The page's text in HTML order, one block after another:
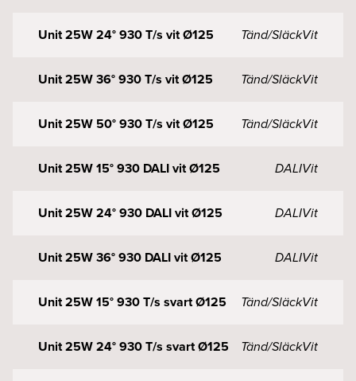
Unit 25W 24° 930 T/s vit Ø125 Tänd/SläckVit
Unit 25W 36° 930 T/s vit Ø125 Tänd/SläckVit
Unit 25W 50° 930 T/s vit Ø125 Tänd/SläckVit
Unit 25W 15° 930 DALI vit Ø125 DALIVit
Unit 25W 24° 930 DALI vit Ø125 DALIVit
Unit 25W 36° 930 DALI vit Ø125 DALIVit
Unit 25W 15° 930 T/s svart Ø125 Tänd/SläckVit
Unit 25W 24° 930 T/s svart Ø125 Tänd/SläckVit